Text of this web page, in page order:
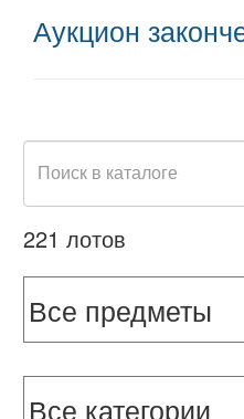
Аукцион
221 лотов